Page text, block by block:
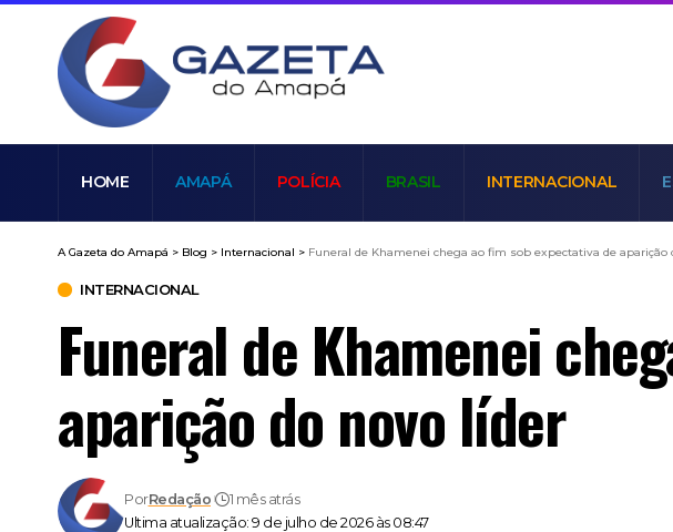
HOME AMAPÁ POLÍCIA BRASIL INTERNACIONAL
A Gazeta do Amapá > Blog > Internacional > Funeral de Khamenei chega ao fim sob expectativa de aparição
INTERNACIONAL
Funeral de Khamenei
aparição do novo líder
Ultima atualização: 9 de julho de 2026 às 08:47
PorRedação 1 mês atrás